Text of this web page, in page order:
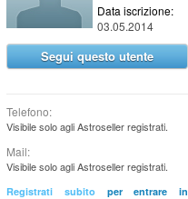
Data iscrizione:
03.05.2014
Segui questo utente
Telefono:
Visibile solo agli Astroseller registrati.
Mail:
Visibile solo agli Astroseller registrati.
Registrati subitoper entrare in